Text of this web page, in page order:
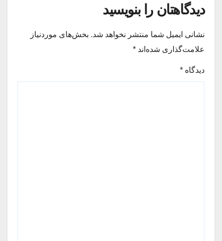
دیدگاهتان را بنویسید
نشانی ایمیل شما منتشر نخواهد شد. بخش‌های موردنیاز
علامت‌گذاری شده‌اند *
دیدگاه *